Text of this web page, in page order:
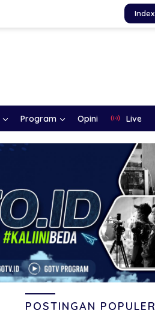
Index
Program Opini Live
POSTINGAN POPULER